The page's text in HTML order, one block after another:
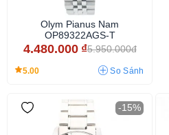
Olym Pianus Nam
OP89322AGS-T
4.480.000 ₫5.950.000đ
5.00 So Sánh
-15%